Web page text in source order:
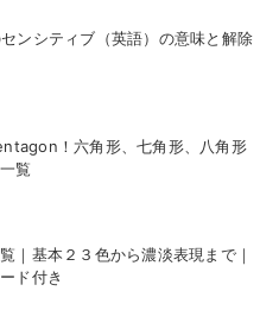
ンシティブ（英語）の意味と解除
！六角形、七角形、八角形
覧
｜基本２３色から濃淡表現まで｜
ド付き